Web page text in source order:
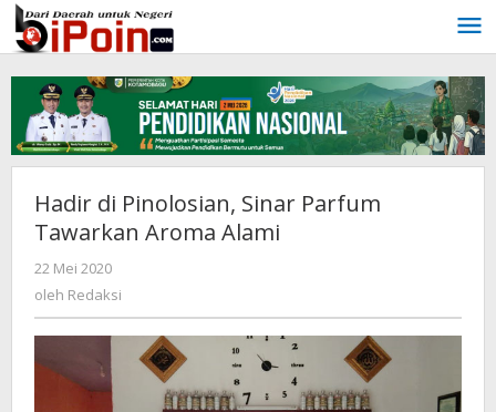
Lewati
ke
konten
Hadir di Pinolosian, Sinar Parfum
Tawarkan Aroma Alami
22 Mei 2020
oleh Redaksi